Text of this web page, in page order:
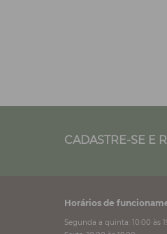
CADASTRE-SE E
Horários de
Segunda a quinta: 10:00 às